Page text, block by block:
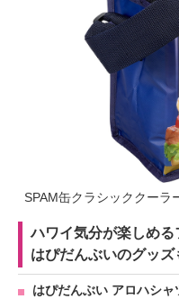
SPAM缶クラシッククーラ
ハワイ気分が楽しめ
はぴだんぶいのグッズ
はぴだんぶい アロハシャ